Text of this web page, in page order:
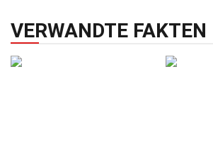
VERWANDTE FAKTEN